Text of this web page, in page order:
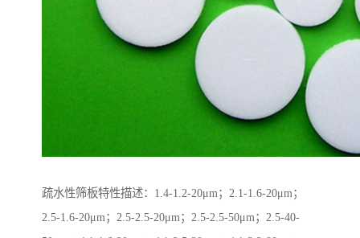
疏水性筛板特性描述：1.4-1.2-20μm；2.1-1.6-20μm；
2.5-1.6-20μm；2.5-2.5-20μm；2.5-2.5-50μm；2.5-40-